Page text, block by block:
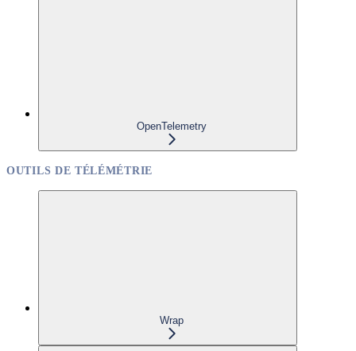
OpenTelemetry
OUTILS DE TÉLÉMÉTRIE
Wrap